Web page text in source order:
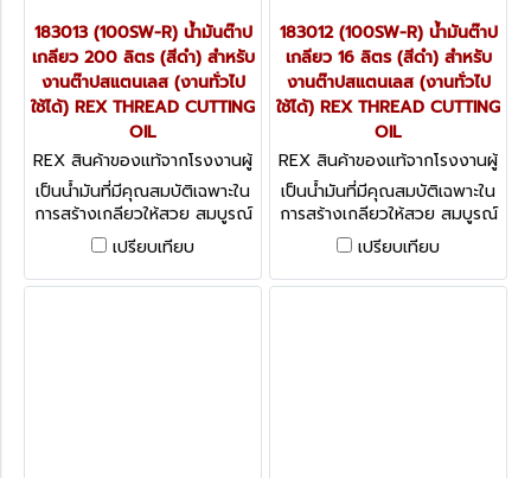
183013 (100SW-R) น้ำมันต๊าป
เกลียว 200 ลิตร (สีดำ) สำหรับ
งานต๊าปสแตนเลส (งานทั่วไป
ใช้ได้) REX THREAD CUTTING
OIL
REX สินค้าของแท้จากโรงงานผู้
ผลิต 183013 (100SW-R)
เป็นน้ำมันที่มีคุณสมบัติเฉพาะใน
การสร้างเกลียวให้สวย สมบูรณ์
ได้มาตรฐาน ลดการสึกหรอของ
ฟัน เหมาะสำหรับการหล่อลื่นและ
ระบายความร้อน
เปรียบเทียบ
183012 (100SW-R) น้ำมันต๊าป
เกลียว 16 ลิตร (สีดำ) สำหรับ
งานต๊าปสแตนเลส (งานทั่วไป
ใช้ได้) REX THREAD CUTTING
OIL
REX สินค้าของแท้จากโรงงานผู้
ผลิต 183012 (100SW-R)
เป็นน้ำมันที่มีคุณสมบัติเฉพาะใน
การสร้างเกลียวให้สวย สมบูรณ์
ได้มาตรฐาน ลดการสึกหรอของ
ฟัน เหมาะสำหรับการหล่อลื่นและ
ระบายความร้อน
เปรียบเทียบ